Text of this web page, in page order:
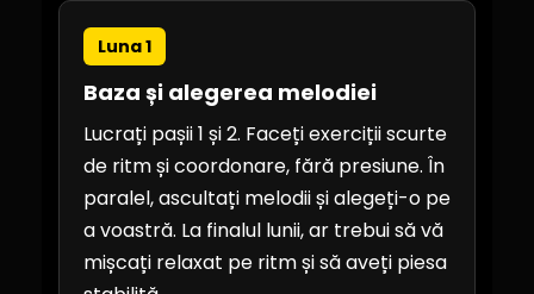
Luna 1
Baza și alegerea melodiei
Lucrați pașii 1 și 2. Faceți exerciții scurte
de ritm și coordonare, fără presiune. În
paralel, ascultați melodii și alegeți-o pe
a voastră. La finalul lunii, ar trebui să vă
mișcați relaxat pe ritm și să aveți piesa